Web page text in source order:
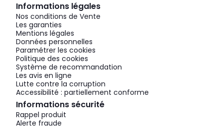
Informations légales
Nos conditions de Vente
Les garanties
Mentions légales
Données personnelles
Paramétrer les cookies
Politique des cookies
Système de recommandation
Les avis en ligne
Lutte contre la corruption
Accessibilité : partiellement conforme
Informations sécurité
Rappel produit
Alerte fraude